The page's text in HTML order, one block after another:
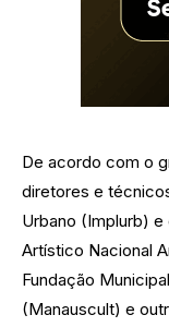
De acordo com o
diretores e
Urbano (Implurb)
Artístico Nacional
Fundação
(Manauscult) e